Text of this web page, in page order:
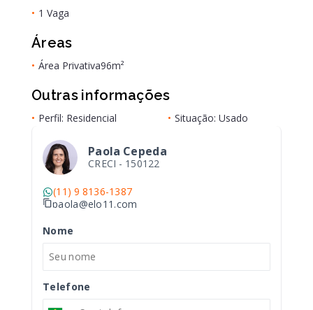
• 1 Vaga
Áreas
• Área Privativa96m²
Outras informações
• Perfil: Residencial • Situação: Usado
Paola Cepeda
CRECI - 150122
(11) 9 8136-1387
paola@elo11.com
Nome
Telefone